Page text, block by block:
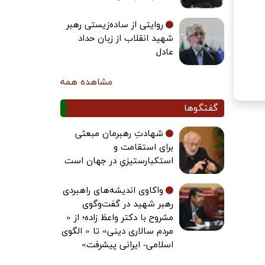
روایتی از ساده‌زیستی رهبر
شهید انقلاب از زبان حداد
عادل
مشاهده همه
گفتگوها
شهادتِ رهبرمان مبعثی
برای استقامت و
استکبارستیزیِ در جهان است
واکاوی اندیشه‌های راهبردی
رهبر شهید در گفت‌وگوی
مشروح با دکتر واعظ زاده؛ از «
مردم سالاری دینی» تا « الگوی
اسلامی- ایرانی پیشرفت»